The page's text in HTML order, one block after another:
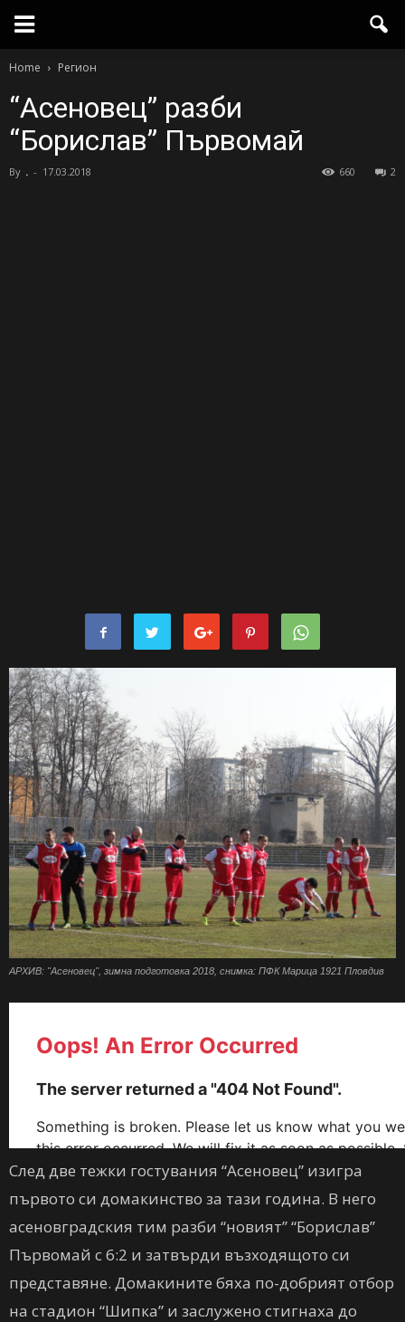
Home Регион
“Асеновец” разби
“Борислав” Първомай
By . - 17.03.2018 2
660
АРХИВ: "Асеновец", зимна подготовка 2018, снимка: ПФК Марица 1921 Пловдив
След две тежки гостувания “Асеновец” изигра
първото си домакинство за тази година. В него
асеновградския тим разби “новият” “Борислав”
Първомай с 6:2 и затвърди възходящото си
представяне. Домакините бяха по-добрият отбор
на стадион “Шипка” и заслужено стигнаха до